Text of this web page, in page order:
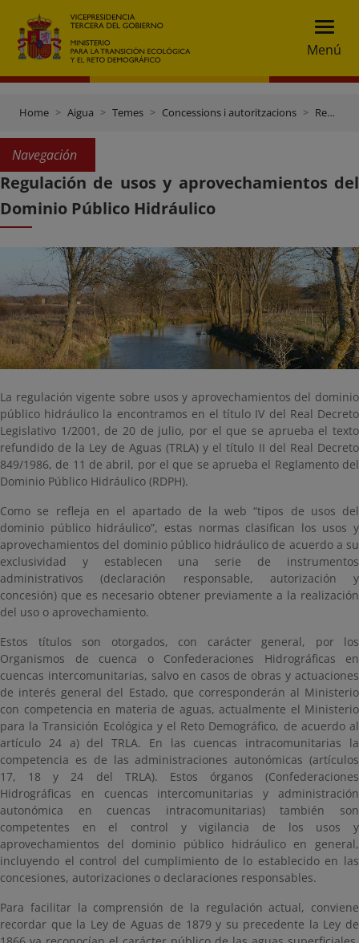
Menú
Home Aigua Temes Concessions i autoritzacions Regulación de usos y aprovechamientos del Dominio Público Hidráulico
Navegación
Regulación de usos y aprovechamientos del
Dominio Público Hidráulico
La regulación vigente sobre usos y aprovechamientos del dominio
público hidráulico la encontramos en el título IV del Real Decreto
Legislativo 1/2001, de 20 de julio, por el que se aprueba el texto
refundido de la Ley de Aguas (TRLA) y el título II del Real Decreto
849/1986, de 11 de abril, por el que se aprueba el Reglamento del
Dominio Público Hidráulico (RDPH).
Como se refleja en el apartado de la web “tipos de usos del
dominio público hidráulico”, estas normas clasifican los usos y
aprovechamientos del dominio público hidráulico de acuerdo a su
exclusividad y establecen una serie de instrumentos
administrativos (declaración responsable, autorización y
concesión) que es necesario obtener previamente a la realización
del uso o aprovechamiento.
Estos títulos son otorgados, con carácter general, por los
Organismos de cuenca o Confederaciones Hidrográficas en
cuencas intercomunitarias, salvo en casos de obras y actuaciones
de interés general del Estado, que corresponderán al Ministerio
con competencia en materia de aguas, actualmente el Ministerio
para la Transición Ecológica y el Reto Demográfico, de acuerdo al
artículo 24 a) del TRLA. En las cuencas intracomunitarias la
competencia es de las administraciones autonómicas (artículos
17, 18 y 24 del TRLA). Estos órganos (Confederaciones
Hidrográficas en cuencas intercomunitarias y administración
autonómica en cuencas intracomunitarias) también son
competentes en el control y vigilancia de los usos y
aprovechamientos del dominio público hidráulico en general,
incluyendo el control del cumplimiento de lo establecido en las
concesiones, autorizaciones o declaraciones responsables.
Para facilitar la comprensión de la regulación actual, conviene
recordar que la Ley de Aguas de 1879 y su precedente la Ley de